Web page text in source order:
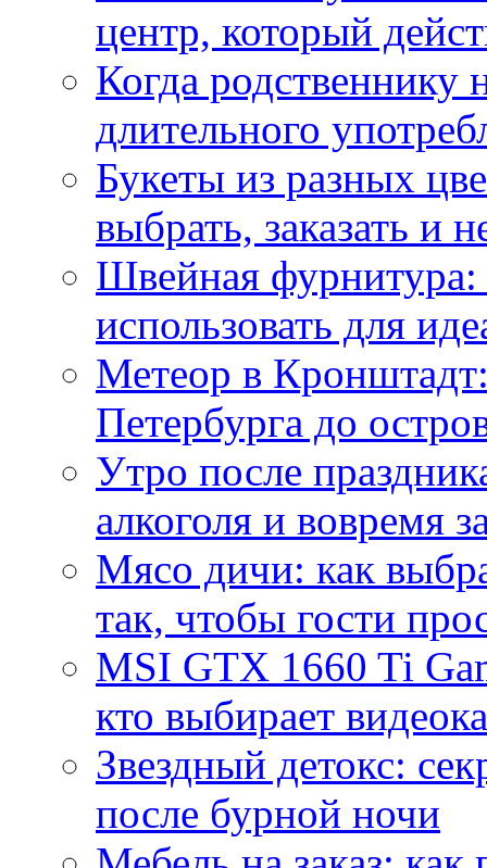
центр, который
Когда
длительного
Букеты из разных
выбрать, заказать и
Швейная фурнитура:
использовать для
Метеор в
Петербурга до
Утро после
алкоголя и вовремя
Мясо дичи: как
так, чтобы гости
MSI GTX 1660 Ti
кто выбирает
Звездный детокс:
после бурной ночи